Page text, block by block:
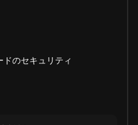
のセキュリティ